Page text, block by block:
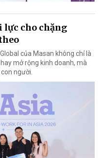
lực cho chặng
của Masan không chỉ là
mở rộng kinh doanh, mà
người.